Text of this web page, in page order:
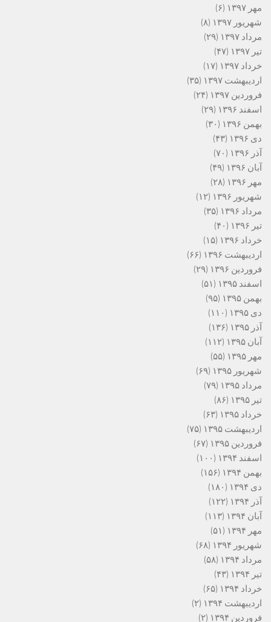
مهر ۱۳۹۷
(۶)
شهریور ۱۳۹۷
(۸)
مرداد ۱۳۹۷
(۲۹)
تیر ۱۳۹۷
(۴۷)
خرداد ۱۳۹۷
(۱۷)
اردیبهشت ۱۳۹۷
(۳۵)
فروردین ۱۳۹۷
(۲۴)
اسفند ۱۳۹۶
(۲۹)
بهمن ۱۳۹۶
(۳۰)
دی ۱۳۹۶
(۴۳)
آذر ۱۳۹۶
(۷۰)
آبان ۱۳۹۶
(۴۹)
مهر ۱۳۹۶
(۲۸)
شهریور ۱۳۹۶
(۱۲)
مرداد ۱۳۹۶
(۳۵)
تیر ۱۳۹۶
(۴۰)
خرداد ۱۳۹۶
(۱۵)
اردیبهشت ۱۳۹۶
(۶۶)
فروردین ۱۳۹۶
(۲۹)
اسفند ۱۳۹۵
(۵۱)
بهمن ۱۳۹۵
(۹۵)
دی ۱۳۹۵
(۱۱۰)
آذر ۱۳۹۵
(۱۳۶)
آبان ۱۳۹۵
(۱۱۲)
مهر ۱۳۹۵
(۵۵)
شهریور ۱۳۹۵
(۶۹)
مرداد ۱۳۹۵
(۷۹)
تیر ۱۳۹۵
(۸۶)
خرداد ۱۳۹۵
(۶۳)
اردیبهشت ۱۳۹۵
(۷۵)
فروردین ۱۳۹۵
(۶۷)
اسفند ۱۳۹۴
(۱۰۰)
بهمن ۱۳۹۴
(۱۵۶)
دی ۱۳۹۴
(۱۸۰)
آذر ۱۳۹۴
(۱۲۲)
آبان ۱۳۹۴
(۱۱۳)
مهر ۱۳۹۴
(۵۱)
شهریور ۱۳۹۴
(۶۸)
مرداد ۱۳۹۴
(۵۸)
تیر ۱۳۹۴
(۴۳)
خرداد ۱۳۹۴
(۶۵)
اردیبهشت ۱۳۹۴
(۲)
فروردین ۱۳۹۴
(۲)